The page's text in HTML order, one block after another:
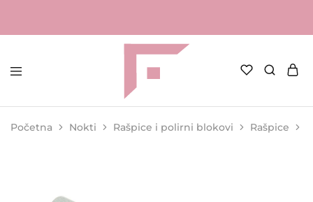
FAME
Profesionalna
za
kozmetičke
Početna Nokti Rašpice i polirni blokovi Rašpice